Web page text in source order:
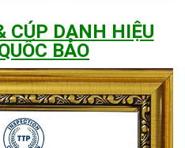
CÚP DANH HIỆU
BẢO